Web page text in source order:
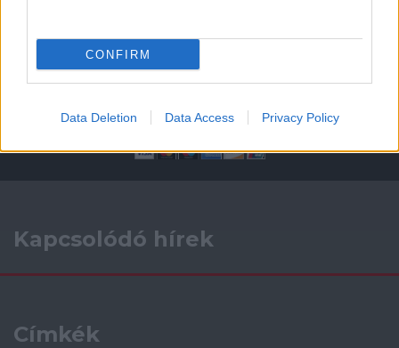
CONFIRM
Data Deletion Data Access Privacy Policy
Támogasd adományoddal
Kapcsolódó hírek
Címkék